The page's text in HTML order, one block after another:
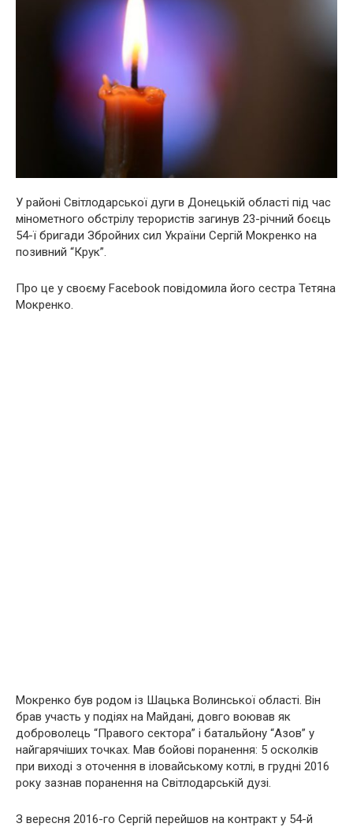
У районі Світлодарської дуги в Донецькій області під час
мінометного обстрілу терористів загинув 23-річний боєць
54-ї бригади Збройних сил України Сергій Мокренко на
позивний “Крук”.
Про це у своєму Facebook повідомила його сестра Тетяна
Мокренко.
Мокренко був родом із Шацька Волинської області. Він
брав участь у подіях на Майдані, довго воював як
доброволець “Правого сектора” і батальйону “Азов” у
найгарячіших точках. Мав бойові поранення: 5 осколків
при виході з оточення в іловайському котлі, в грудні 2016
року зазнав поранення на Світлодарській дузі.
З вересня 2016-го Сергій перейшов на контракт у 54-й